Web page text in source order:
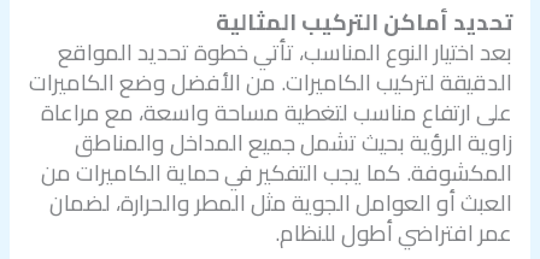
تحديد أماكن التركيب المثالية
بعد اختيار النوع المناسب، تأتي خطوة تحديد المواقع
الدقيقة لتركيب الكاميرات. من الأفضل وضع الكاميرات
على ارتفاع مناسب لتغطية مساحة واسعة، مع مراعاة
زاوية الرؤية بحيث تشمل جميع المداخل والمناطق
المكشوفة. كما يجب التفكير في حماية الكاميرات من
العبث أو العوامل الجوية مثل المطر والحرارة، لضمان
عمر افتراضي أطول للنظام.